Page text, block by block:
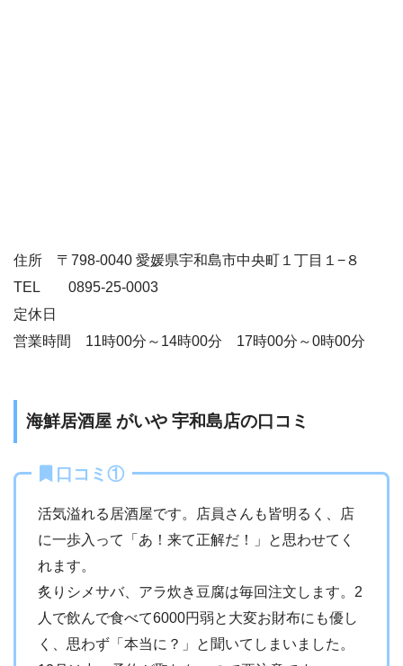
住所 〒798-0040 愛媛県宇和島市中央町１丁目１−８
TEL 0895-25-0003
定休日
営業時間 11時00分～14時00分 17時00分～0時00分
海鮮居酒屋 がいや 宇和島店の口コミ
口コミ①
活気溢れる居酒屋です。店員さんも皆明るく、店
に一歩入って「あ！来て正解だ！」と思わせてく
れます。
炙りシメサバ、アラ炊き豆腐は毎回注文します。2
人で飲んで食べて6000円弱と大変お財布にも優し
く、思わず「本当に？」と聞いてしまいました。